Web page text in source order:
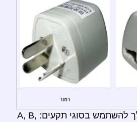
חזור
מתאם זה מאפשר לך להשתמש בסוגי תקעים: A, B,